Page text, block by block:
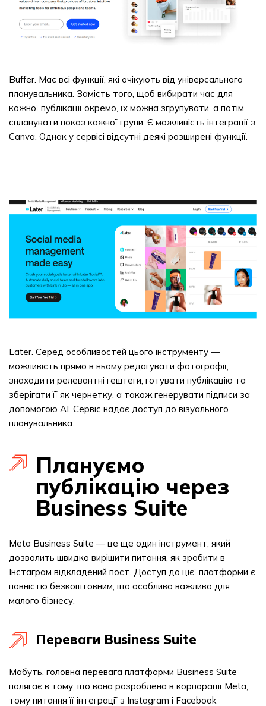
Buffer. Має всі функції, які очікують від універсального
планувальника. Замість того, щоб вибирати час для
кожної публікації окремо, їх можна згрупувати, а потім
спланувати показ кожної групи. Є можливість інтеграції з
Canva. Однак у сервісі відсутні деякі розширені функції.
Later. Серед особливостей цього інструменту —
можливість прямо в ньому редагувати фотографії,
знаходити релевантні гештеги, готувати публікацію та
зберігати її як чернетку, а також генерувати підписи за
допомогою AI. Сервіс надає доступ до візуального
планувальника.
Плануємо
публікацію через
Business Suite
Meta Business Suite — це ще один інструмент, який
дозволить швидко вирішити питання, як зробити в
Інстаграм відкладений пост. Доступ до цієї платформи є
повністю безкоштовним, що особливо важливо для
малого бізнесу.
Переваги Business Suite
Мабуть, головна перевага платформи Business Suite
полягає в тому, що вона розроблена в корпорації Meta,
тому питання її інтеграції з Instagram і Facebook